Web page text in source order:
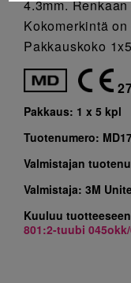
4.3mm.
Kokomerkintä
Pakkauskoko
Pakkaus: 1 x 5 kpl
Tuotenumero:
Valmistajan
Valmistaja: 3M
Kuuluu
801:2-tuubi 045okk/